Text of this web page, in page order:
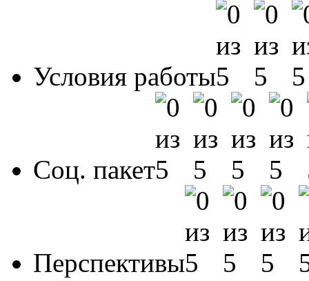
Условия работы
Соц. пакет
Перспективы